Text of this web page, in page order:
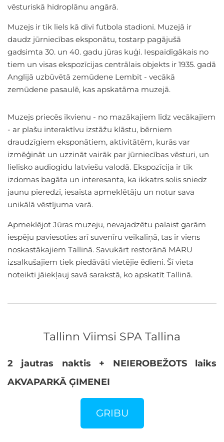
vēsturiskā hidroplānu angārā.
Muzejs ir tik liels kā divi futbola stadioni. Muzejā ir
daudz jūrniecības eksponātu, tostarp pagājušā
gadsimta 30. un 40. gadu jūras kuģi. Iespaidīgākais no
tiem un visas ekspozīcijas centrālais objekts ir 1935. gadā
Anglijā uzbūvētā zemūdene Lembit - vecākā
zemūdene pasaulē, kas apskatāma muzejā.
Muzejs priecēs ikvienu - no mazākajiem līdz vecākajiem
- ar plašu interaktīvu izstāžu klāstu, bērniem
draudzīgiem eksponātiem, aktivitātēm, kurās var
izmēģināt un uzzināt vairāk par jūrniecības vēsturi, un
lielisko audiogidu latviešu valodā. Ekspozīcija ir tik
izdomas bagāta un interesanta, ka ikkatrs solis sniedz
jaunu pieredzi, iesaista apmeklētāju un notur sava
unikālā vēstījuma varā.
Apmeklējot Jūras muzeju, nevajadzētu palaist garām
iespēju paviesoties arī suvenīru veikaliņā, tas ir viens
noskastākajiem Tallinā. Savukārt restorānā MARU
izsalkušajiem tiek piedāvāti vietējie ēdieni. Šī vieta
noteikti jāiekļauj savā sarakstā, ko apskatīt Tallinā.
Tallinn Viimsi SPA Tallina
2 jautras naktis + NEIEROBEŽOTS laiks
AKVAPARKĀ ĢIMENEI
GRIBU